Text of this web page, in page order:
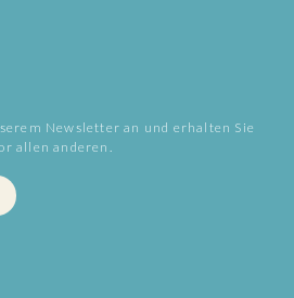
Newsletter an und erhalten Sie
allen anderen.